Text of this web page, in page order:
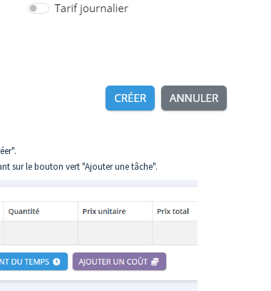
sur le bouton vert "Ajouter une tâche".